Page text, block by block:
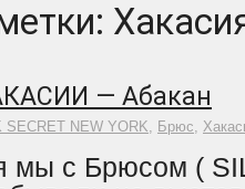
— Абакан
SECRET NEW YORK, Брюс,
мы с Брюсом (